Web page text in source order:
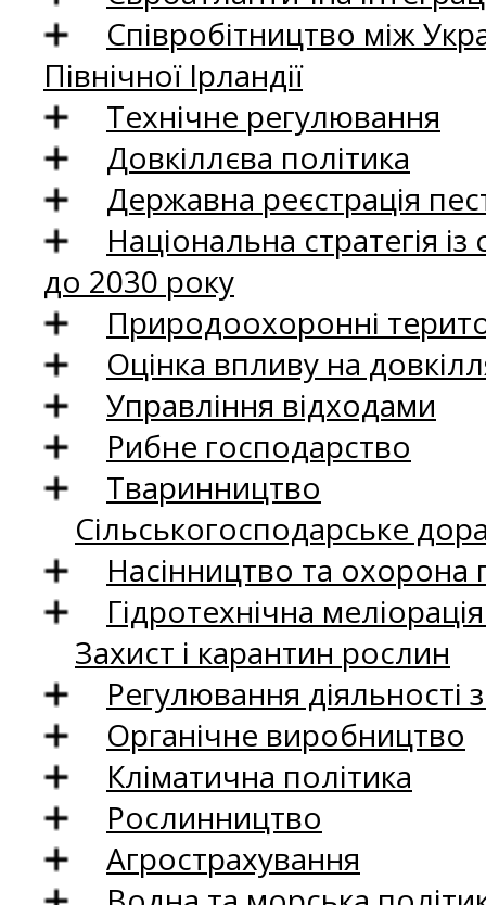
Співробітництво між
Північної Ірландії
Технічне регулювання
Довкіллєва політика
Державна реєстрація
Національна стратегія
до 2030 року
Природоохоронні
Оцінка впливу на
Управління відходами
Рибне господарство
Тваринництво
Сільськогосподарське
Насінництво та
Гідротехнічна
Захист і карантин рослин
Регулювання
Органічне виробництво
Кліматична політика
Рослинництво
Агрострахування